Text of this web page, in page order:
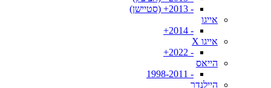
- 2013+ (סטיישן)
אייגו
- 2014+
אייגו X
- 2022+
הייאס
- 1998-2011
היילנדר